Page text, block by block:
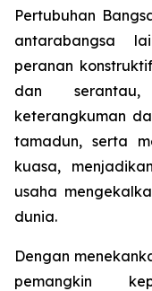
Pertubuhan
antarabangsa
peranan
dan
keterangkuman
tamadun, serta
kuasa,
usaha
dunia.
Dengan
pemangkin